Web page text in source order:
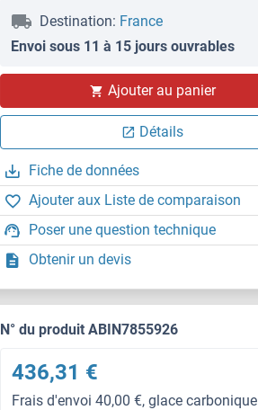
Destination: France
Envoi sous 11 à 15 jours ouvrables
Ajouter au panier
Détails
Fiche de données
Ajouter aux Liste de comparaison
Poser une question technique
Obtenir un devis
N° du produit ABIN7855926
436,31 €
Frais d'envoi 40,00 €, glace carbonique